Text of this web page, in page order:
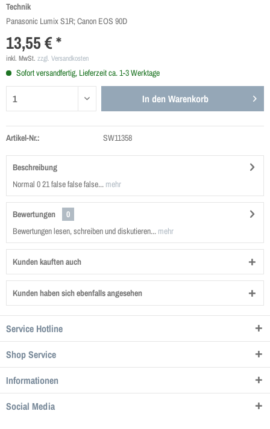
Technik
Panasonic Lumix S1R; Canon EOS 90D
13,55 € *
inkl. MwSt. zzgl. Versandkosten
Sofort versandfertig, Lieferzeit ca. 1-3 Werktage
In den Warenkorb
Artikel-Nr.: SW11358
Beschreibung
Normal 0 21 false false false... mehr
Bewertungen
0
Bewertungen lesen, schreiben und diskutieren... mehr
Kunden kauften auch
Kunden haben sich ebenfalls angesehen
Service Hotline
Shop Service
Informationen
Social Media